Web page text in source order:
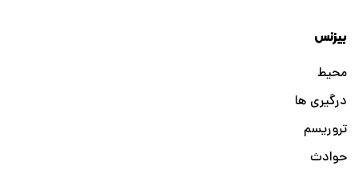
بیزنس
محیط
درگیری ها
تروریسم
حوادث